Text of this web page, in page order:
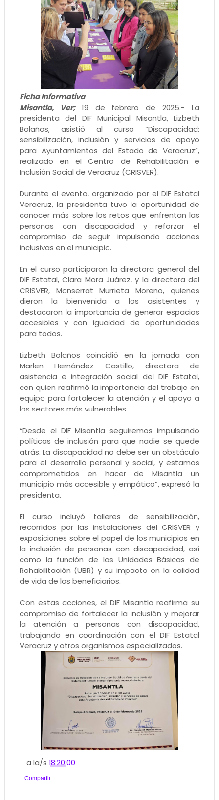
Ficha Informativa
Misantla, Ver; 19 de febrero de 2025.- La
presidenta del DIF Municipal Misantla, Lizbeth
Bolaños, asistió al curso “Discapacidad:
sensibilización, inclusión y servicios de apoyo
para Ayuntamientos del Estado de Veracruz”,
realizado en el Centro de Rehabilitación e
Inclusión Social de Veracruz (CRISVER).
Durante el evento, organizado por el DIF Estatal
Veracruz, la presidenta tuvo la oportunidad de
conocer más sobre los retos que enfrentan las
personas con discapacidad y reforzar el
compromiso de seguir impulsando acciones
inclusivas en el municipio.
En el curso participaron la directora general del
DIF Estatal, Clara Mora Juárez, y la directora del
CRISVER, Monserrat Murrieta Moreno, quienes
dieron la bienvenida a los asistentes y
destacaron la importancia de generar espacios
accesibles y con igualdad de oportunidades
para todos.
Lizbeth Bolaños coincidió en la jornada con
Marlen Hernández Castillo, directora de
asistencia e integración social del DIF Estatal,
con quien reafirmó la importancia del trabajo en
equipo para fortalecer la atención y el apoyo a
los sectores más vulnerables.
“Desde el DIF Misantla seguiremos impulsando
políticas de inclusión para que nadie se quede
atrás. La discapacidad no debe ser un obstáculo
para el desarrollo personal y social, y estamos
comprometidos en hacer de Misantla un
municipio más accesible y empático”, expresó la
presidenta.
El curso incluyó talleres de sensibilización,
recorridos por las instalaciones del CRISVER y
exposiciones sobre el papel de los municipios en
la inclusión de personas con discapacidad, así
como la función de las Unidades Básicas de
Rehabilitación (UBR) y su impacto en la calidad
de vida de los beneficiarios.
Con estas acciones, el DIF Misantla reafirma su
compromiso de fortalecer la inclusión y mejorar
la atención a personas con discapacidad,
trabajando en coordinación con el DIF Estatal
Veracruz y otros organismos especializados.
a la/s18:20:00
Compartir